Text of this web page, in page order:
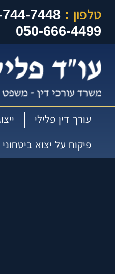
טלפון : 7448
050-666-4499
עורך דין פלילי
פיקוח על יצוא